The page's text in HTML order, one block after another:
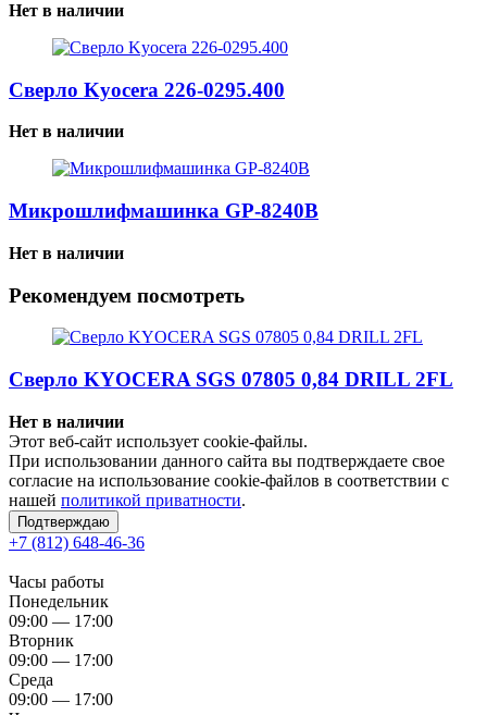
Нет в наличии
Сверло Kyocera 226-0295.400
Нет в наличии
Микрошлифмашинка GP-8240B
Нет в наличии
Рекомендуем посмотреть
Сверло KYOCERA SGS 07805 0,84 DRILL 2FL
Нет в наличии
Этот веб-сайт использует cookie-файлы.
При использовании данного сайта вы подтверждаете свое
согласие на использование cookie-файлов в соответствии с
нашей политикой приватности.
Подтверждаю
+7 (812) 648-46-36
Часы работы
Понедельник
09:00 — 17:00
Вторник
09:00 — 17:00
Среда
09:00 — 17:00